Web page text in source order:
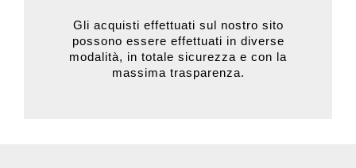
Gli acquisti effettuati sul nostro sito
possono essere effettuati in diverse
modalità, in totale sicurezza e con la
massima trasparenza.